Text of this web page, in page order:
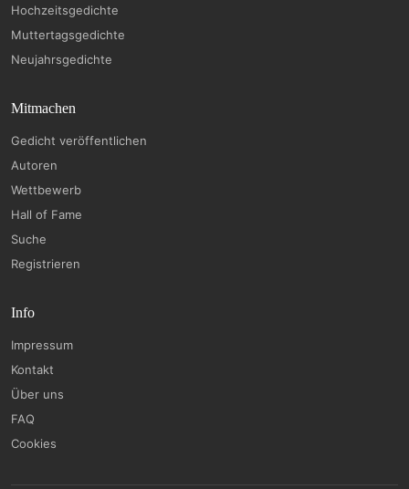
Hochzeitsgedichte
Muttertagsgedichte
Neujahrsgedichte
Mitmachen
Gedicht veröffentlichen
Autoren
Wettbewerb
Hall of Fame
Suche
Registrieren
Info
Impressum
Kontakt
Über uns
FAQ
Cookies